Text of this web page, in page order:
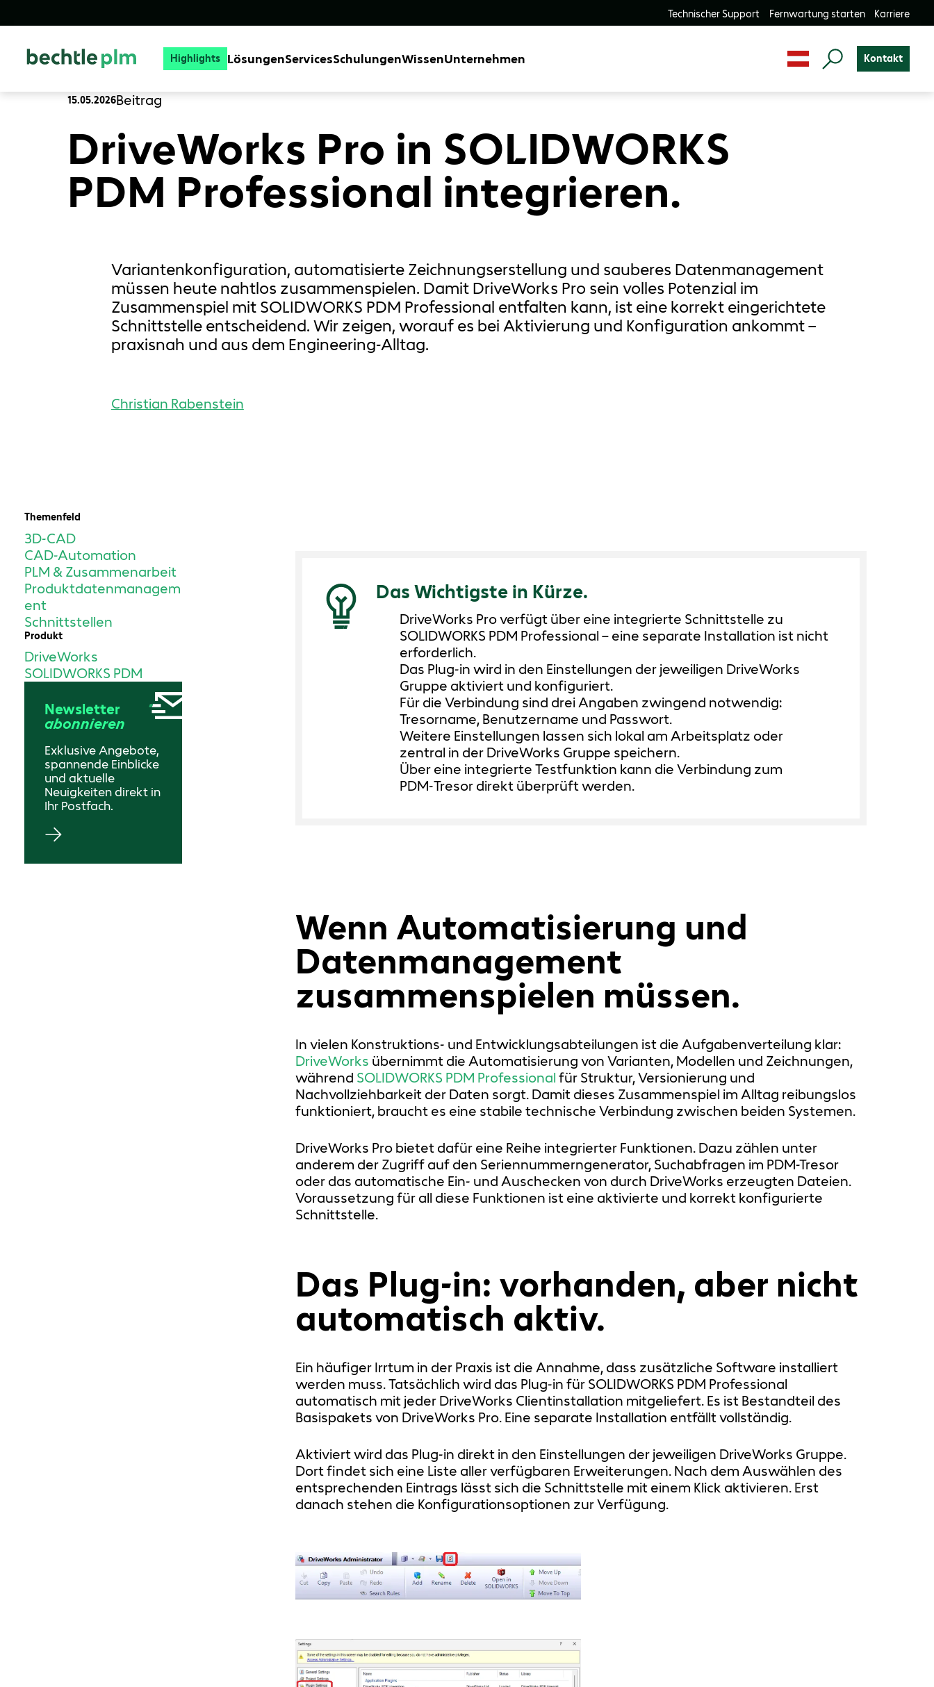
Technischer Support Fernwartung starten Karriere
Highlights LösungenServicesSchulungenWissenUnternehmen Kontakt
15.05.2026Beitrag
DriveWorks Pro in SOLIDWORKS
PDM Professional integrieren.
Variantenkonfiguration, automatisierte Zeichnungserstellung und sauberes Datenmanagement
müssen heute nahtlos zusammenspielen. Damit DriveWorks Pro sein volles Potenzial im
Zusammenspiel mit SOLIDWORKS PDM Professional entfalten kann, ist eine korrekt eingerichtete
Schnittstelle entscheidend. Wir zeigen, worauf es bei Aktivierung und Konfiguration ankommt –
praxisnah und aus dem Engineering-Alltag.
Christian Rabenstein
Themenfeld
3D-CAD
CAD-Automation
PLM & Zusammenarbeit
Produktdatenmanagem
ent
Schnittstellen
Produkt
DriveWorks
SOLIDWORKS PDM
Newsletter
abonnieren
Exklusive Angebote,
spannende Einblicke
und aktuelle
Neuigkeiten direkt in
Ihr Postfach.
Das Wichtigste in Kürze.
DriveWorks Pro verfügt über eine integrierte Schnittstelle zu
SOLIDWORKS PDM Professional – eine separate Installation ist nicht
erforderlich.
Das Plug-in wird in den Einstellungen der jeweiligen DriveWorks
Gruppe aktiviert und konfiguriert.
Für die Verbindung sind drei Angaben zwingend notwendig:
Tresorname, Benutzername und Passwort.
Weitere Einstellungen lassen sich lokal am Arbeitsplatz oder
zentral in der DriveWorks Gruppe speichern.
Über eine integrierte Testfunktion kann die Verbindung zum
PDM‑Tresor direkt überprüft werden.
Wenn Automatisierung und
Datenmanagement
zusammenspielen müssen.
In vielen Konstruktions- und Entwicklungsabteilungen ist die Aufgabenverteilung klar:
DriveWorks übernimmt die Automatisierung von Varianten, Modellen und Zeichnungen,
während SOLIDWORKS PDM Professional für Struktur, Versionierung und
Nachvollziehbarkeit der Daten sorgt. Damit dieses Zusammenspiel im Alltag reibungslos
funktioniert, braucht es eine stabile technische Verbindung zwischen beiden Systemen.
DriveWorks Pro bietet dafür eine Reihe integrierter Funktionen. Dazu zählen unter
anderem der Zugriff auf den Seriennummerngenerator, Suchabfragen im PDM-Tresor
oder das automatische Ein- und Auschecken von durch DriveWorks erzeugten Dateien.
Voraussetzung für all diese Funktionen ist eine aktivierte und korrekt konfigurierte
Schnittstelle.
Das Plug-in: vorhanden, aber nicht
automatisch aktiv.
Ein häufiger Irrtum in der Praxis ist die Annahme, dass zusätzliche Software installiert
werden muss. Tatsächlich wird das Plug-in für SOLIDWORKS PDM Professional
automatisch mit jeder DriveWorks Clientinstallation mitgeliefert. Es ist Bestandteil des
Basispakets von DriveWorks Pro. Eine separate Installation entfällt vollständig.
Aktiviert wird das Plug-in direkt in den Einstellungen der jeweiligen DriveWorks Gruppe.
Dort findet sich eine Liste aller verfügbaren Erweiterungen. Nach dem Auswählen des
entsprechenden Eintrags lässt sich die Schnittstelle mit einem Klick aktivieren. Erst
danach stehen die Konfigurationsoptionen zur Verfügung.